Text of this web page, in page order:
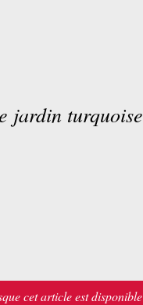
jardin turquoise
cet article est disponible